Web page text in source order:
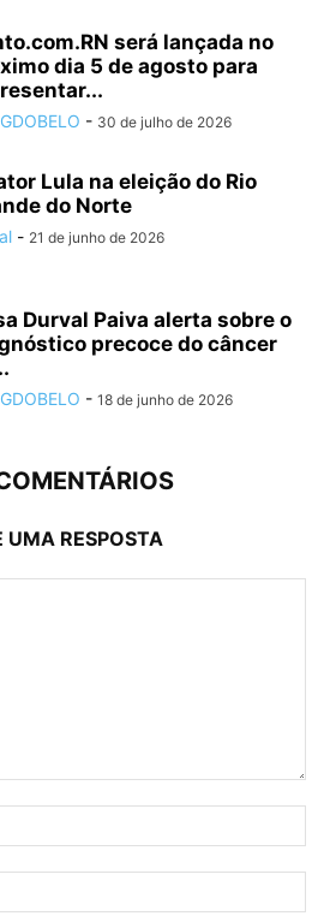
será lançada no
dia 5 de agosto para
- 30 de julho de 2026
Lula na eleição do Rio
do Norte
- 21 de junho de 2026
Durval Paiva alerta sobre o
precoce do câncer
- 18 de junho de 2026
UMA RESPOSTA